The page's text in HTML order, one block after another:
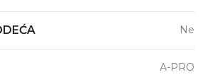
Ne
A-PRO